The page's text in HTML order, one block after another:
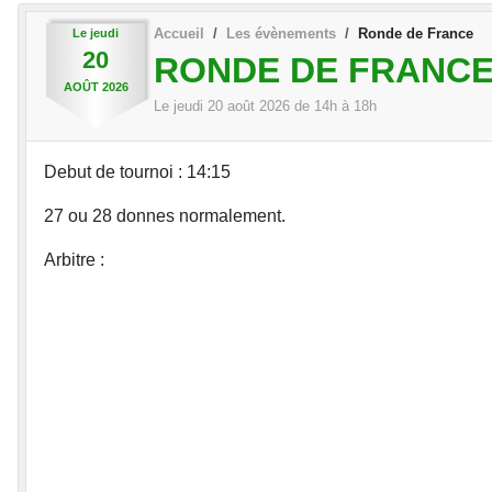
Le jeudi
20
AOÛT 2026
Accueil Les évènements Ronde de France
RONDE DE
Le jeudi 20 août 2026 de 14h à 18h
Debut de tournoi : 14:15
27 ou 28 donnes normalement.
Arbitre :